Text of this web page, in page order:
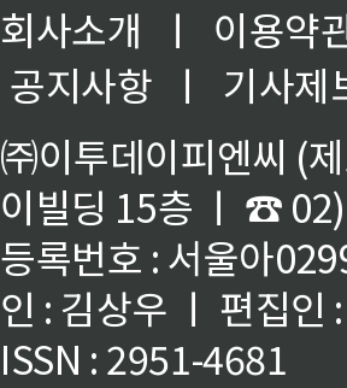
회사소개 ㅣ
이용약
공지사항
ㅣ
기사제
㈜이투데이피엔씨 (
이빌딩 15층 ㅣ ☎
등록번호 : 서울아
인 : 김상우 ㅣ 편집인
ISSN : 2951-4681